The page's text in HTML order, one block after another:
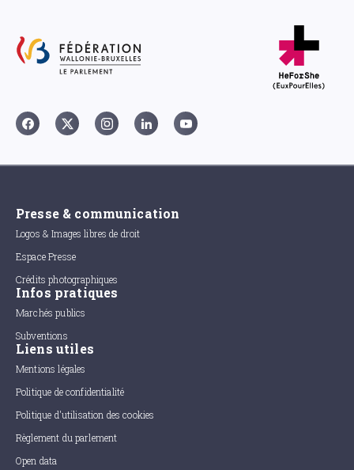
Presse & communication
Logos & Images libres de droit
Espace Presse
Crédits photographiques
Infos pratiques
Marchés publics
Subventions
Liens utiles
Mentions légales
Politique de confidentialité
Politique d'utilisation des cookies
Règlement du parlement
Open data